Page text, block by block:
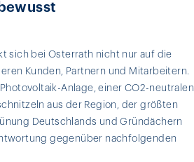
sich bei Osterrath nicht nur auf die
Kunden, Partnern und Mitarbeitern.
Anlage, einer CO2-neutralen
aus der Region, der größten
Deutschlands und Gründächern
gegenüber nachfolgenden